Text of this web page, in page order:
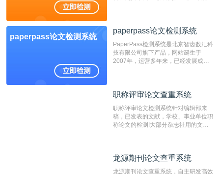
非。其次，相对于知网而言，万方检测
重的推荐系统。
paperpass论文检测系统
paperpass论文检测系统
PaperPass检测系统是北京智齿数汇科
技有限公司旗下产品，网站诞生于
2007年，运营多年来，已经发展成为
检测速度快、精度高，市场反映良好。
职称评审论文查重系统
职称评审论文检测系统针对编辑部来
稿，已发表的文献，学校、事业单位职
称论文的检测!大部分杂志社用的文献
编辑部检测来稿和已发表的文献,检测
龙源期刊论文查重系统
龙源期刊论文查重系统，自主研发高效